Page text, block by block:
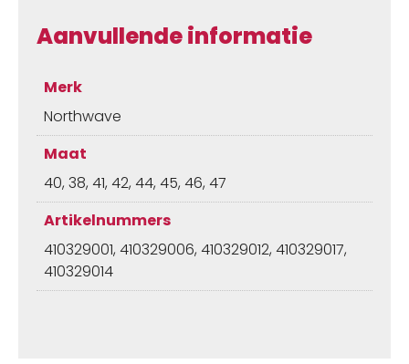
Aanvullende informatie
Merk
Northwave
Maat
40, 38, 41, 42, 44, 45, 46, 47
Artikelnummers
410329001, 410329006, 410329012, 410329017,
410329014